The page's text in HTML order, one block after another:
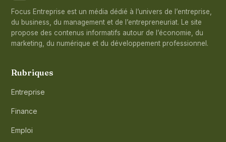
Focus Entreprise est un média dédié à l’univers de l’entreprise,
du business, du management et de l’entrepreneuriat. Le site
propose des contenus informatifs autour de l’économie, du
marketing, du numérique et du développement professionnel.
Rubriques
Entreprise
Finance
Emploi